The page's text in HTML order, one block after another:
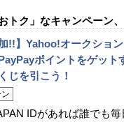
トク」なキャンペーン
加!!】Yahoo!オークショ
ポイントをゲット
じを引こう！
IDがあれば誰でも